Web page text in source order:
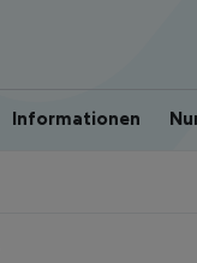
Informationen